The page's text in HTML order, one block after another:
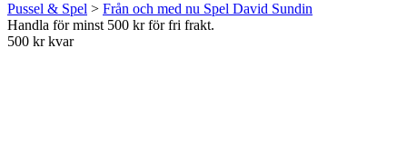
Pussel & Spel > Från och med nu Spel David Sundin
Handla för minst 500 kr för fri frakt.
500 kr kvar